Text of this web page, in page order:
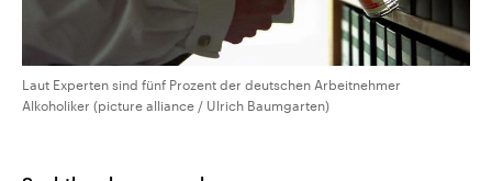
Laut Experten sind fünf Prozent der deutschen Arbeitnehmer
Alkoholiker (picture alliance / Ulrich Baumgarten)